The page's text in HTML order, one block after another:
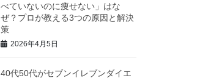
べていないのに痩せない」はな
ぜ？プロが教える3つの原因と解決
策
2026年4月5日
40代50代がセブンイレブンダイエ